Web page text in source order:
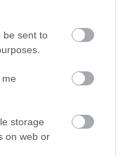
be sent to
storage
on web or
σε χωριό
Εύβοιας: Μένουν
καταγγελία